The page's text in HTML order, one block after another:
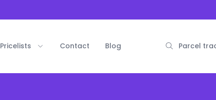
Pricelists Contact Blog Parcel